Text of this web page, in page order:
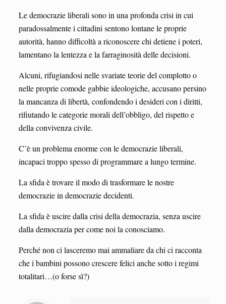
Le democrazie liberali sono in una profonda crisi in cui
paradossalmente i cittadini sentono lontane le proprie
autorità, hanno difficoltà a riconoscere chi detiene i poteri,
lamentano la lentezza e la farraginosità delle decisioni.
Alcuni, rifugiandosi nelle svariate teorie del complotto o
nelle proprie comode gabbie ideologiche, accusano persino
la mancanza di libertà, confondendo i desideri con i diritti,
rifiutando le categorie morali dell’obbligo, del rispetto e
della convivenza civile.
C’è un problema enorme con le democrazie liberali,
incapaci troppo spesso di programmare a lungo termine.
La sfida è trovare il modo di trasformare le nostre
democrazie in democrazie decidenti.
La sfida è uscire dalla crisi della democrazia, senza uscire
dalla democrazia per come noi la conosciamo.
Perché non ci lasceremo mai ammaliare da chi ci racconta
che i bambini possono crescere felici anche sotto i regimi
totalitari…(o forse sì?)